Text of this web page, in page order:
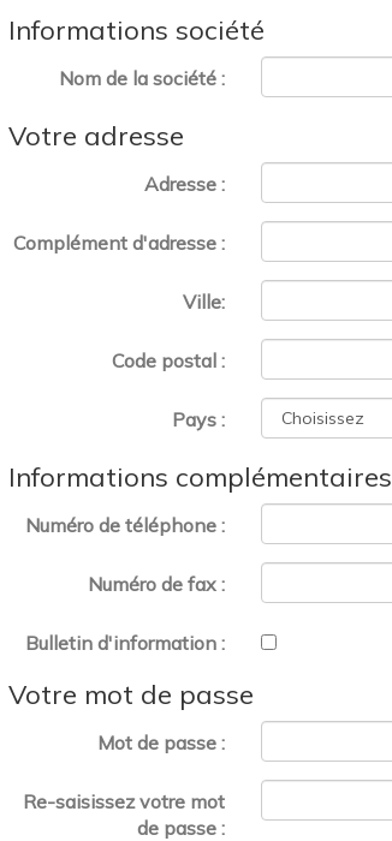
Informations société
Nom de la société :
Votre adresse
Adresse :
Complément d'adresse :
Ville:
Code postal :
Pays :
Informations complémentaires
Numéro de téléphone :
Numéro de fax :
Bulletin d'information :
Votre mot de passe
Mot de passe :
Re-saisissez votre mot
de passe :